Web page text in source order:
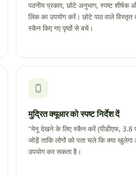
पठनीय प्रकार, छोटे अनुभाग, स्पष्ट शीर्षक
लिंक का उपयोग करें। छोटे पाठ वाले
स्कैन किए गए पृष्ठों से बचें।
मुद्रित क्यूआर को स्पष्ट निर्देश दें
"मेनू देखने के लिए स्कैन करें (पीडीएफ, 3.8
जोड़ें ताकि लोगों को पता चले कि क्या
उपयोग कर सकता है।